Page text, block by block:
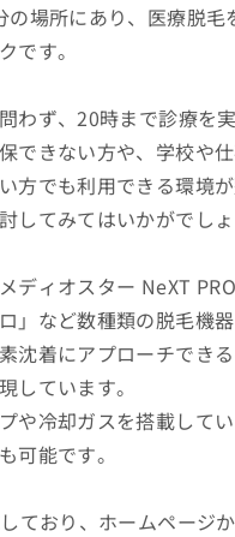
の場所にあり、医療脱毛
です。
わず、20時まで診療を実
できない方や、学校や
方でも利用できる環境
してみてはいかがでしょ
ディオスター NeXT
」など数種類の脱毛機器
沈着にアプローチでき
しています。
や冷却ガスを搭載して
可能です。
ており、ホームページ